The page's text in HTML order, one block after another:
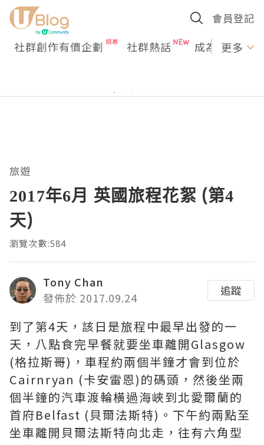
會員登記
社群創作有價企劃 社群熱話 成為U更多
旅遊
2017年6月 英國旅程花絮 (第4
天)
瀏覽次數:584
Tony Chan
發佈於 2017.09.24
追蹤
到了第4天，該日是旅程中最早出發的一
天，八點食完早餐就要坐車離開Glasgow
(格拉斯哥)，車程約兩個半鐘才會到位於
Cairnryan (卡安雷恩)的碼頭，然後坐兩
個半鐘的汽車渡輪橫過海峽到北愛爾蘭的
首府Belfast (貝爾法斯特)。下午約兩點至
坐車離開貝爾法斯特向北走，往有六角型